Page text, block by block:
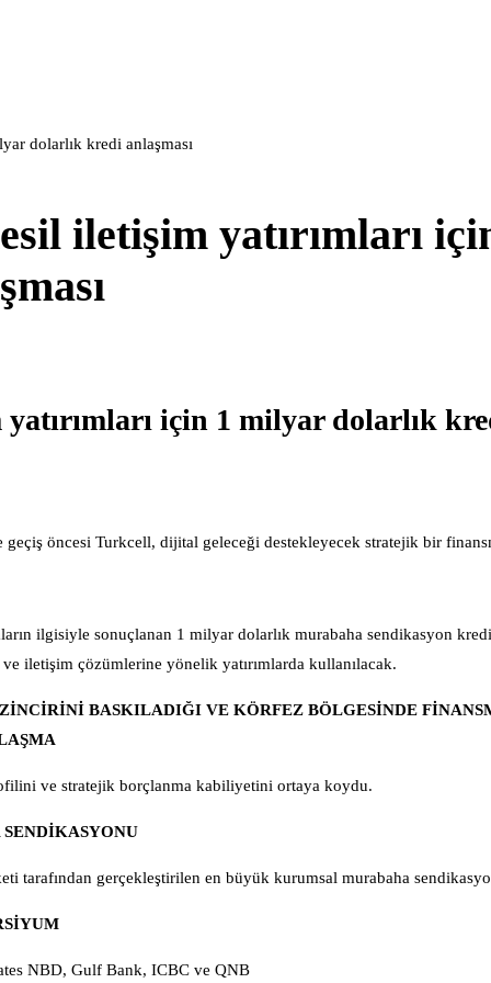
dolarlık kredi anlaşması
iletişim yatırımları
için 1 milyar dolarlık
öncesi Turkcell, dijital geleceği destekleyecek stratejik bir
ilgisiyle sonuçlanan 1 milyar dolarlık murabaha sendikasyon
iletişim çözümlerine yönelik yatırımlarda kullanılacak.
BASKILADIĞI VE KÖRFEZ BÖLGESİNDE
ve stratejik borçlanma kabiliyetini ortaya koydu.
tarafından gerçekleştirilen en büyük kurumsal murabaha
NBD, Gulf Bank, ICBC ve QNB